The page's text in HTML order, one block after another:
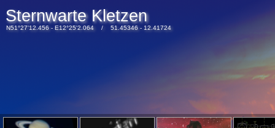
Sternwarte Kletzen
N51°27'12.456 - E12°25'2.064 / 51.45346 - 12.41724